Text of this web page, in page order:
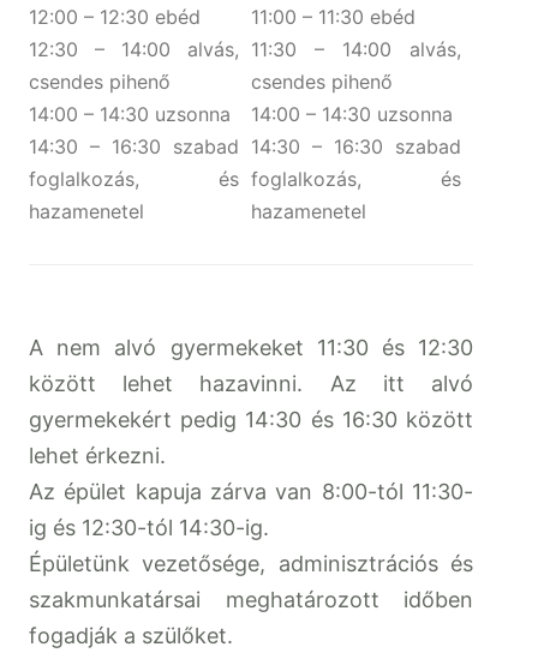
12:00 – 12:30 ebéd
12:30 – 14:00 alvás,
csendes pihenő
14:00 – 14:30 uzsonna
14:30 – 16:30 szabad
foglalkozás, és
hazamenetel
11:00 – 11:30 ebéd
11:30 – 14:00 alvás,
csendes pihenő
14:00 – 14:30 uzsonna
14:30 – 16:30 szabad
foglalkozás, és
hazamenetel
A nem alvó gyermekeket 11:30 és 12:30
között lehet hazavinni. Az itt alvó
gyermekekért pedig 14:30 és 16:30 között
lehet érkezni.
Az épület kapuja zárva van 8:00-tól 11:30-
ig és 12:30-tól 14:30-ig.
Épületünk vezetősége, adminisztrációs és
szakmunkatársai meghatározott időben
fogadják a szülőket.